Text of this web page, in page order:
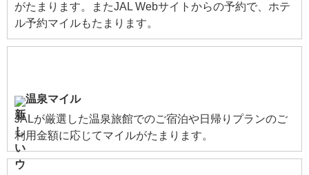
がたまります。またJAL Webサイトからの予約で、ホテ
ル予約マイルもたまります。
温泉マイル
JALが厳選した温泉旅館でのご宿泊や日帰りプランのご
利用金額に応じてマイルがたまります。